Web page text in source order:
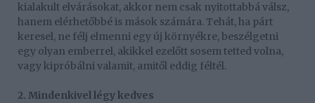
kialakult elvárásokat, akkor nem csak nyitottabbá válsz,
hanem elérhetőbbé is mások számára. Tehát, ha párt
keresel, ne félj elmenni egy új környékre, beszélgetni
egy olyan emberrel, akikkel ezelőtt sosem tetted volna,
vagy kipróbálni valamit, amitől eddig féltél.
2. Mindenkivel légy kedves